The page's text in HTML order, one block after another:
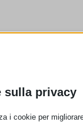
le Famiglie di Lecco
e futuri
sulla privacy
i cookie per